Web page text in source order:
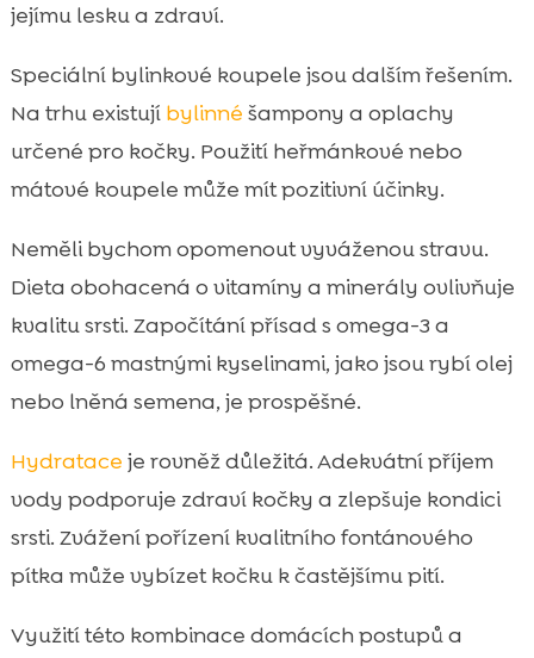
jejímu lesku a zdraví.
Speciální bylinkové koupele jsou dalším řešením.
Na trhu existují bylinné šampony a oplachy
určené pro kočky. Použití heřmánkové nebo
mátové koupele může mít pozitivní účinky.
Neměli bychom opomenout vyváženou stravu.
Dieta obohacená o vitamíny a minerály ovlivňuje
kvalitu srsti. Započítání přísad s omega-3 a
omega-6 mastnými kyselinami, jako jsou rybí olej
nebo lněná semena, je prospěšné.
Hydratace je rovněž důležitá. Adekvátní příjem
vody podporuje zdraví kočky a zlepšuje kondici
srsti. Zvážení pořízení kvalitního fontánového
pítka může vybízet kočku k častějšímu pití.
Využití této kombinace domácích postupů a